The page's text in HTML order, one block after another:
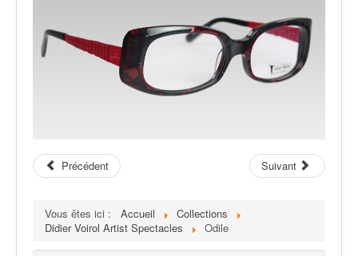
Précédent Suivant
Vous êtes ici : Accueil
Collections
Didier Voirol Artist Spectacles
Odile